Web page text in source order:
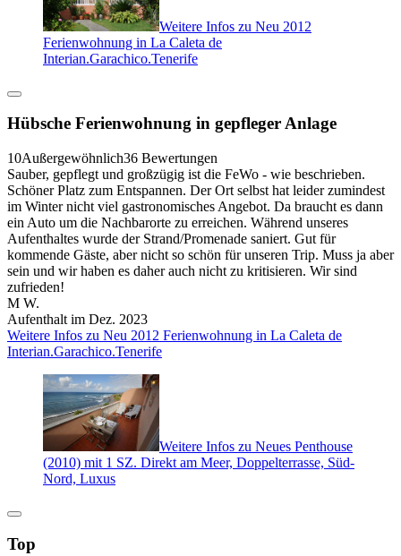
Weitere Infos zu Neu 2012
Ferienwohnung in La Caleta de
Interian.Garachico.Tenerife
Hübsche Ferienwohnung in gepfleger Anlage
10Außergewöhnlich36 Bewertungen
Sauber, gepflegt und großzügig ist die FeWo - wie beschrieben.
Schöner Platz zum Entspannen. Der Ort selbst hat leider zumindest
im Winter nicht viel gastronomisches Angebot. Da braucht es dann
ein Auto um die Nachbarorte zu erreichen. Während unseres
Aufenthaltes wurde der Strand/Promenade saniert. Gut für
kommende Gäste, aber nicht so schön für unseren Trip. Muss ja aber
sein und wir haben es daher auch nicht zu kritisieren. Wir sind
zufrieden!
M W.
Aufenthalt im Dez. 2023
Weitere Infos zu Neu 2012 Ferienwohnung in La Caleta de
Interian.Garachico.Tenerife
Weitere Infos zu Neues Penthouse
(2010) mit 1 SZ. Direkt am Meer, Doppelterrasse, Süd-
Nord, Luxus
Top